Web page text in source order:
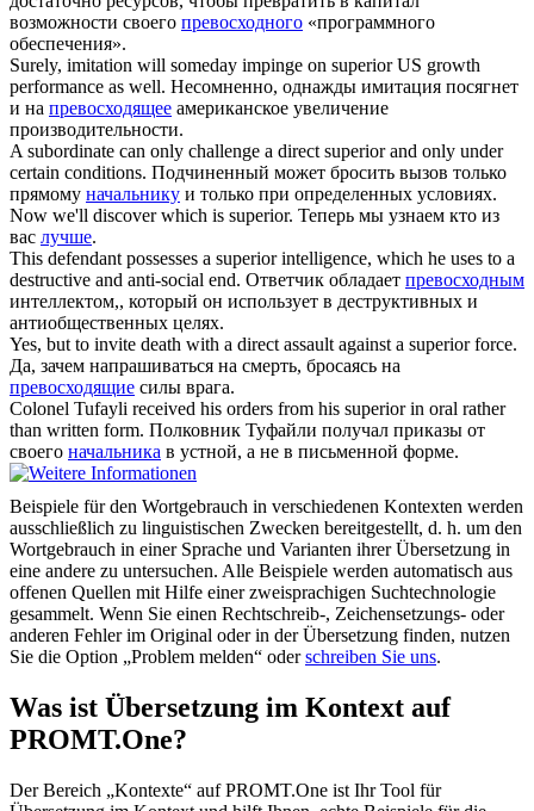
возможности своего превосходного «программного
обеспечения».
Surely, imitation will someday impinge on superiorUS growth
performance as well. Несомненно, однажды имитация посягнет
и на превосходящее американское увеличение
производительности.
A subordinate can only challenge a directsuperiorand only under
certain conditions. Подчиненный может бросить вызов только
прямому начальнику и только при определенных условиях.
Now we'll discover which is superior. Теперь мы узнаем кто из
вас лучше.
This defendant possesses a superiorintelligence, which he uses to a
destructive and anti-social end. Ответчик обладает превосходным
интеллектом,, который он использует в деструктивных и
антиобщественных целях.
Yes, but to invite death with a direct assault against a superiorforce.
Да, зачем напрашиваться на смерть, бросаясь на
превосходящие силы врага.
Colonel Tufayli received his orders from his superiorin oral rather
than written form. Полковник Туфайли получал приказы от
своего начальника в устной, а не в письменной форме.
Beispiele für den Wortgebrauch in verschiedenen Kontexten werden
ausschließlich zu linguistischen Zwecken bereitgestellt, d. h. um den
Wortgebrauch in einer Sprache und Varianten ihrer Übersetzung in
eine andere zu untersuchen. Alle Beispiele werden automatisch aus
offenen Quellen mit Hilfe einer zweisprachigen Suchtechnologie
gesammelt. Wenn Sie einen Rechtschreib-, Zeichensetzungs- oder
anderen Fehler im Original oder in der Übersetzung finden, nutzen
Sie die Option „Problem melden“ oderschreiben Sie uns.
Was ist Übersetzung im Kontext auf
PROMT.One?
Der Bereich „Kontexte“ auf PROMT.One ist Ihr Tool für